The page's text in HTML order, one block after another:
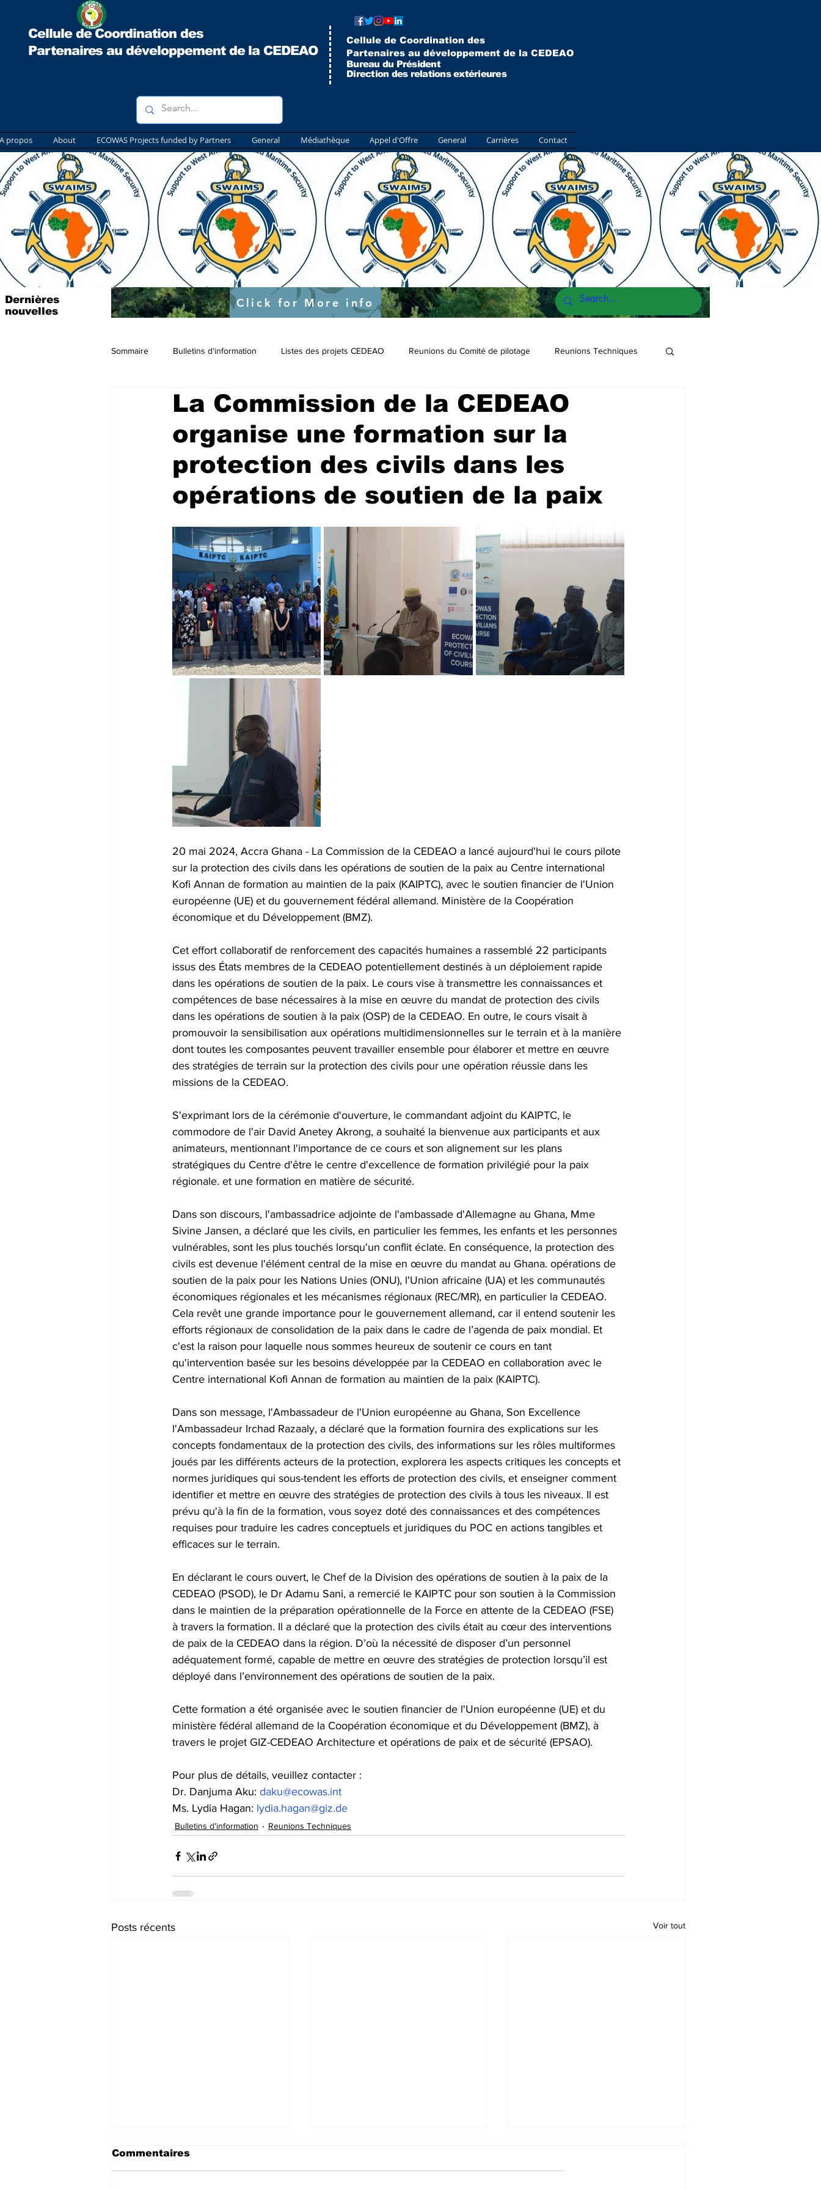
Cellule de Coordination des
Partenaires au développement de la CEDEAO
Cellule de Coordination des
Partenaires au développement de la CEDEAO
Bureau du Président
Direction des relations extérieures
A propos About ECOWAS Projects funded by Partners General Médiathèque Appel d'Offre General Carrières Contact
Dernières
nouvelles
Lancement officiel du projet ISE prévu pour le 4 Mars
https://fr.raosupportcellecowas.com/post/institutional-support-to-ecowas-specific-objective-1-and-3
Click for More info
Sommaire Bulletins d'information Listes des projets CEDEAO Reunions du Comité de pilotage Reunions Techniques
La Commission de la CEDEAO
organise une formation sur la
protection des civils dans les
opérations de soutien de la paix
20 mai 2024, Accra Ghana - La Commission de la CEDEAO a lancé aujourd'hui le cours pilote
sur la protection des civils dans les opérations de soutien de la paix au Centre international
Kofi Annan de formation au maintien de la paix (KAIPTC), avec le soutien financier de l'Union
européenne (UE) et du gouvernement fédéral allemand. Ministère de la Coopération
économique et du Développement (BMZ).
Cet effort collaboratif de renforcement des capacités humaines a rassemblé 22 participants
issus des États membres de la CEDEAO potentiellement destinés à un déploiement rapide
dans les opérations de soutien de la paix. Le cours vise à transmettre les connaissances et
compétences de base nécessaires à la mise en œuvre du mandat de protection des civils
dans les opérations de soutien à la paix (OSP) de la CEDEAO. En outre, le cours visait à
promouvoir la sensibilisation aux opérations multidimensionnelles sur le terrain et à la manière
dont toutes les composantes peuvent travailler ensemble pour élaborer et mettre en œuvre
des stratégies de terrain sur la protection des civils pour une opération réussie dans les
missions de la CEDEAO.
S'exprimant lors de la cérémonie d'ouverture, le commandant adjoint du KAIPTC, le
commodore de l'air David Anetey Akrong, a souhaité la bienvenue aux participants et aux
animateurs, mentionnant l'importance de ce cours et son alignement sur les plans
stratégiques du Centre d'être le centre d'excellence de formation privilégié pour la paix
régionale. et une formation en matière de sécurité.
Dans son discours, l'ambassadrice adjointe de l'ambassade d'Allemagne au Ghana, Mme
Sivine Jansen, a déclaré que les civils, en particulier les femmes, les enfants et les personnes
vulnérables, sont les plus touchés lorsqu'un conflit éclate. En conséquence, la protection des
civils est devenue l'élément central de la mise en œuvre du mandat au Ghana. opérations de
soutien de la paix pour les Nations Unies (ONU), l'Union africaine (UA) et les communautés
économiques régionales et les mécanismes régionaux (REC/MR), en particulier la CEDEAO.
Cela revêt une grande importance pour le gouvernement allemand, car il entend soutenir les
efforts régionaux de consolidation de la paix dans le cadre de l’agenda de paix mondial. Et
c'est la raison pour laquelle nous sommes heureux de soutenir ce cours en tant
qu'intervention basée sur les besoins développée par la CEDEAO en collaboration avec le
Centre international Kofi Annan de formation au maintien de la paix (KAIPTC).
Dans son message, l'Ambassadeur de l'Union européenne au Ghana, Son Excellence
l'Ambassadeur Irchad Razaaly, a déclaré que la formation fournira des explications sur les
concepts fondamentaux de la protection des civils, des informations sur les rôles multiformes
joués par les différents acteurs de la protection, explorera les aspects critiques les concepts et
normes juridiques qui sous-tendent les efforts de protection des civils, et enseigner comment
identifier et mettre en œuvre des stratégies de protection des civils à tous les niveaux. Il est
prévu qu'à la fin de la formation, vous soyez doté des connaissances et des compétences
requises pour traduire les cadres conceptuels et juridiques du POC en actions tangibles et
efficaces sur le terrain.
En déclarant le cours ouvert, le Chef de la Division des opérations de soutien à la paix de la
CEDEAO (PSOD), le Dr Adamu Sani, a remercié le KAIPTC pour son soutien à la Commission
dans le maintien de la préparation opérationnelle de la Force en attente de la CEDEAO (FSE)
à travers la formation. Il a déclaré que la protection des civils était au cœur des interventions
de paix de la CEDEAO dans la région. D’où la nécessité de disposer d’un personnel
adéquatement formé, capable de mettre en œuvre des stratégies de protection lorsqu’il est
déployé dans l’environnement des opérations de soutien de la paix.
Cette formation a été organisée avec le soutien financier de l'Union européenne (UE) et du
ministère fédéral allemand de la Coopération économique et du Développement (BMZ), à
travers le projet GIZ-CEDEAO Architecture et opérations de paix et de sécurité (EPSAO).
Pour plus de détails, veuillez contacter :
Dr. Danjuma Aku: daku@ecowas.int
Ms. Lydia Hagan: lydia.hagan@giz.de
Bulletins d'information Reunions Techniques
Posts récents Voir tout
Commentaires